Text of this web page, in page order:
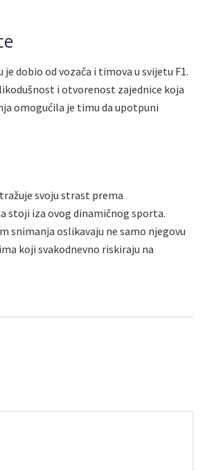
dobio od vozača i timova u svijetu F1.
i otvorenost zajednice koja
omogućila je timu da upotpuni
svoju strast prema
stoji iza ovog dinamičnog sporta.
snimanja oslikavaju ne samo njegovu
koji svakodnevno riskiraju na